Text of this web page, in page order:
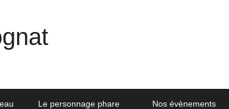
Le personnage phare Nos évènements